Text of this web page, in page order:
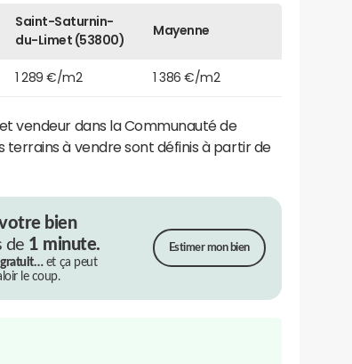
Saint-Saturnin-
du-Limet (53800)
Mayenne
1 289 €/m2 1 386 €/m2
vendeur dans la Communauté de
terrains à vendre sont définis à partir de
bien
de 1 minute.
gratuit…et ça peut
le coup.
Estimer mon bien